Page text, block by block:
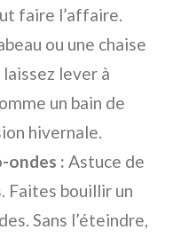
faire l’affaire.
ou une chaise
lever à
un bain de
hivernale.
ondes : Astuce de
Faites bouillir un
Sans l’éteindre,